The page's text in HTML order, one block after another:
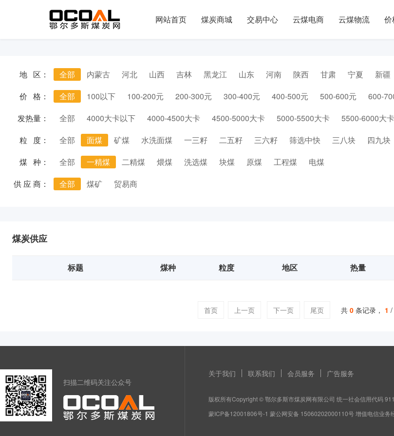
网站首页 煤炭商城 交易中心 云煤电商 云煤物流 价
地 区： 全部 内蒙古 河北 山西 吉林 黑龙江 山东 河南 陕西 甘肃 宁夏
新疆
价 格：
全部 100以下 100-200元 200-300元 300-400元 400-500元 500-600元
600-
发热量：
全部 4000大卡以下 4000-4500大卡 4500-5000大卡 5000-5500大卡 5500-6000大卡
粒 度：
全部 面煤 矿煤 水洗面煤 一三籽 二五籽 三六籽 筛选中快 三八块 四九块
煤 种：
全部 一精煤 二精煤 煨煤 洗选煤 块煤 原煤 工程煤
电煤
供 应 商：
全部 煤矿 贸易商
煤炭供应
标题 煤种 粒度 地区 热量
首页 上一页 下一页 尾页 共 0 条记录， 1 /
扫描二维码关注公众号
关于我们 联系我们 会员服务 广告服务
版权所有Copyright © 鄂尔多斯市煤炭网有限公司 统一社会信用代码
蒙ICP备12001806号-1 蒙公网安备 15060202000110号 增值电信业务